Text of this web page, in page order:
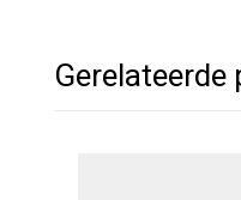
Gerelateerde